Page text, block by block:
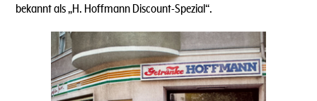
bekannt als „H. Hoffmann Discount-Spezial“.